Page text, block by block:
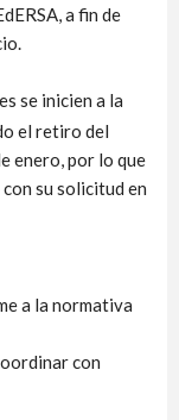
a fin de
se inicien a la
el retiro del
enero, por lo que
su solicitud en
a la normativa
con